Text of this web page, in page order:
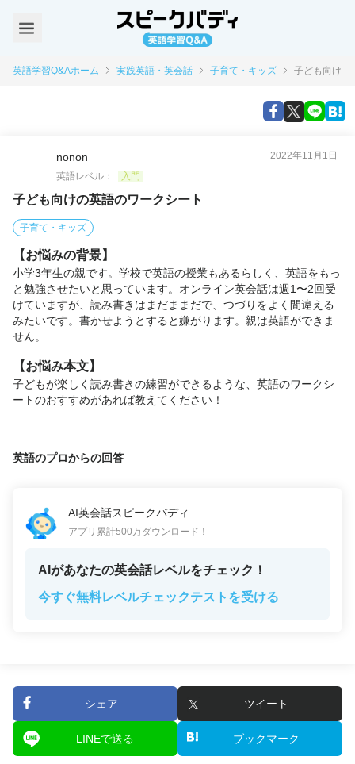
英語学習Q&Aホーム 実践英語・英会話 子育て・キッズ 子ども向けの
nonon
2022年11月1日
英語レベル：
入門
子ども向けの英語のワークシート
子育て・キッズ
【お悩みの背景】
小学3年生の親です。学校で英語の授業もあるらしく、英語をもっ
と勉強させたいと思っています。オンライン英会話は週1〜2回受
けていますが、読み書きはまだままだで、つづりをよく間違える
みたいです。書かせようとすると嫌がります。親は英語ができま
せん。
【お悩み本文】
子どもが楽しく読み書きの練習ができるような、英語のワークシ
ートのおすすめがあれば教えてください！
英語のプロからの回答
AI英会話スピークバディ
アプリ累計500万ダウンロード！
AIがあなたの英会話レベルをチェック！
今すぐ無料レベルチェックテストを受ける
シェア ツイート
LINEで送る ブックマーク